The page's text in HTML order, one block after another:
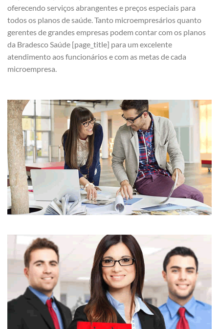
oferecendo serviços abrangentes e preços especiais para
todos os planos de saúde. Tanto microempresários quanto
gerentes de grandes empresas podem contar com os planos
da Bradesco Saúde [page_title] para um excelente
atendimento aos funcionários e com as metas de cada
microempresa.